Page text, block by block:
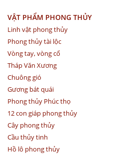
VẬT PHẨM PHONG THỦY
Linh vật phong thủy
Phong thủy tài lộc
Vòng tay, vòng cổ
Tháp Văn Xương
Chuông gió
Gương bát quái
Phong thủy Phúc thọ
12 con giáp phong thủy
Cây phong thủy
Cầu thủy tinh
Hồ lô phong thủy